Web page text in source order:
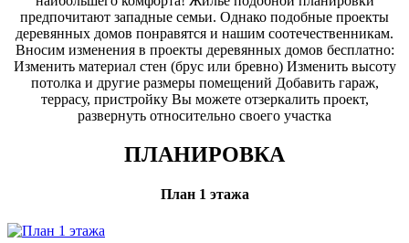
предпочитают западные семьи. Однако подобные проекты
деревянных домов понравятся и нашим соотечественникам.
Вносим изменения в проекты деревянных домов бесплатно:
Изменить материал стен (брус или бревно) Изменить высоту
потолка и другие размеры помещений Добавить гараж,
террасу, пристройку Вы можете отзеркалить проект,
развернуть относительно своего участка
ПЛАНИРОВКА
План 1 этажа